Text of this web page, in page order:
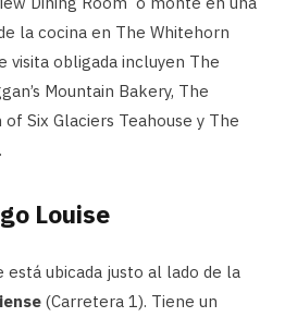
la cocina en The Whitehorn
visita obligada incluyen The
Mountain Bakery, The
Six Glaciers Teahouse y The
Louise
está ubicada justo al lado de la
(Carretera 1). Tiene un